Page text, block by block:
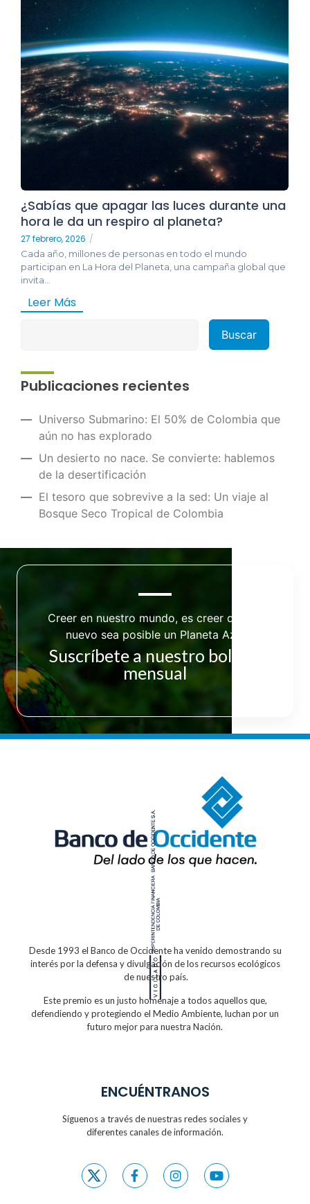
¿Sabías que apagar las luces durante una
hora le da un respiro al planeta?
27 febrero, 2026 /
Cada año, millones de personas en todo el mundo
participan en La Hora del Planeta, una campaña global que
invita...
Leer Más
Publicaciones recientes
Universo Submarino: El 50% de Colombia que
aún no has explorado
Un desierto no nace. Se convierte: hablemos
de la desertificación
El tesoro que sobrevive a la sed: Un viaje al
Bosque Seco Tropical de Colombia
Creer en nuestro mundo, es creer que de
nuevo sea posible un Planeta Azul
Suscríbete a nuestro boletín
mensual
Desde 1993 el Banco de Occidenteha venido demostrando su
interés por la defensa y divulgación de los recursos ecológicos
de nuestro país.
Este premio es un justo homenaje a todosaquellos que,
defendiendo y protegiendo el Medio Ambiente, luchan por un
futuro mejor para nuestra Nación.
ENCUÉNTRANOS
Síguenos a través de nuestras redes sociales y
diferentes canales de información.